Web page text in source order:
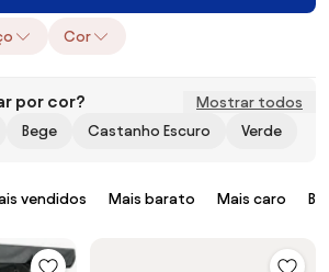
Cor
por cor?
Mostrar todos
Bege Castanho Escuro Verde
vendidos Mais barato Mais caro